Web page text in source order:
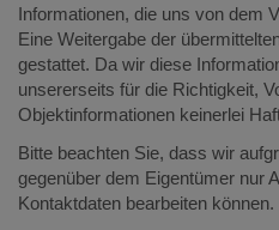
Informationen, die uns von dem
Eine Weitergabe der
gestattet. Da wir diese
unsererseits für die Richtigkeit,
Objektinformationen keinerlei
Bitte beachten Sie, dass wir
gegenüber dem Eigentümer nur
Kontaktdaten bearbeiten können.